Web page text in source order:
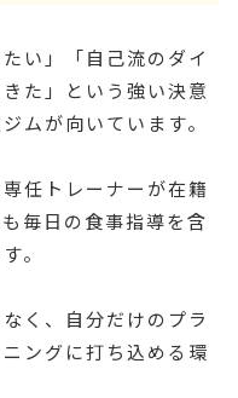
い」「自己流のダイ
た」という強い決意
ムが向いています。
任トレーナーが在籍
毎日の食事指導を含
。
く、自分だけのプラ
ングに打ち込める環